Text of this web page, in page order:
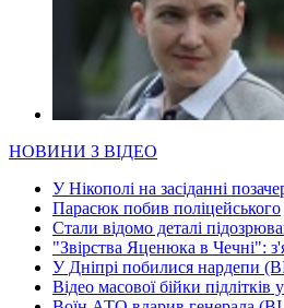
НОВИНИ З ВІДЕО
У Нікополі на засіданні
Парасюк побив поліцейського
Стали відомо деталі
"Звірства Яценюка в Чечні":
У Дніпрі побилися нардепи
Відео масової бійки підлітків